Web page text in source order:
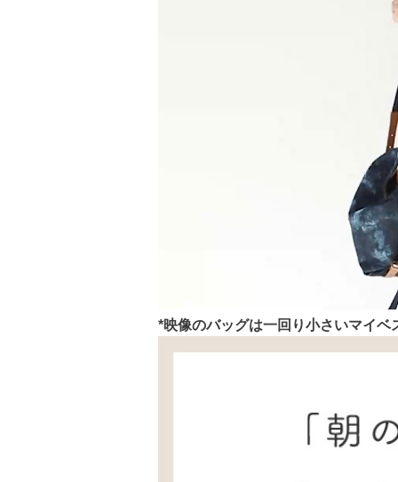
*映像のバッグは一回り小さいマイ